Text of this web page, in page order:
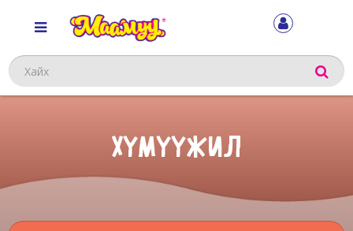
Хайх
ХҮМҮҮЖИЛ